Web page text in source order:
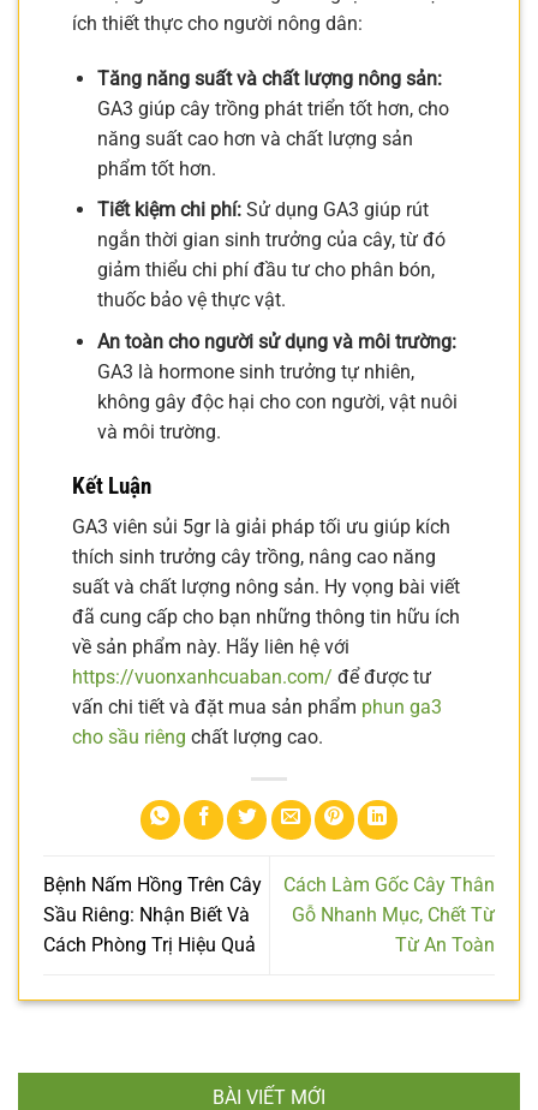
ích thiết thực cho người nông dân:
Tăng năng suất và chất lượng nông sản:
GA3 giúp cây trồng phát triển tốt hơn, cho
năng suất cao hơn và chất lượng sản
phẩm tốt hơn.
Tiết kiệm chi phí:Sử dụng GA3 giúp rút
ngắn thời gian sinh trưởng của cây, từ đó
giảm thiểu chi phí đầu tư cho phân bón,
thuốc bảo vệ thực vật.
An toàn cho người sử dụng và môi trường:
GA3 là hormone sinh trưởng tự nhiên,
không gây độc hại cho con người, vật nuôi
và môi trường.
Kết Luận
GA3 viên sủi 5gr là giải pháp tối ưu giúp kích
thích sinh trưởng cây trồng, nâng cao năng
suất và chất lượng nông sản. Hy vọng bài viết
đã cung cấp cho bạn những thông tin hữu ích
về sản phẩm này. Hãy liên hệ với
https://vuonxanhcuaban.com/ để được tư
vấn chi tiết và đặt mua sản phẩm phun ga3
cho sầu riêng chất lượng cao.
Bệnh Nấm Hồng Trên Cây
Sầu Riêng: Nhận Biết Và
Cách Phòng Trị Hiệu Quả
Cách Làm Gốc Cây Thân
Gỗ Nhanh Mục, Chết Từ
Từ An Toàn
BÀI VIẾT MỚI